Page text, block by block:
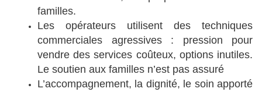
familles.
Les opérateurs utilisent des techniques
commerciales agressives : pression pour
vendre des services coûteux, options inutiles.
Le soutien aux familles n’est pas assuré
L’accompagnement, la dignité, le soin apporté